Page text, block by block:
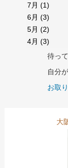
7月(1)
6月(3)
5月(2)
4月(3)
待っ
自分
お取
大